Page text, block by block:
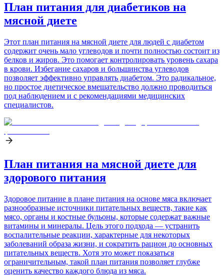
План питания для диабетиков на
мясной диете
Этот план питания на мясной диете для людей с диабетом
содержит очень мало углеводов и почти полностью состоит из
белков и жиров. Это помогает контролировать уровень сахара
в крови. Избегание сахаров и большинства углеводов
позволяет эффективно управлять диабетом. Это радикальное,
но простое диетическое вмешательство должно проводиться
под наблюдением и с рекомендациями медицинских
специалистов.
План питания на мясной диете для
здорового питания
Здоровое питание в плане питания на основе мяса включает
разнообразные источники питательных веществ, такие как
мясо, органы и костные бульоны, которые содержат важные
витамины и минералы. Цель этого подхода — устранить
воспалительные реакции, характерные для некоторых
заболеваний образа жизни, и сократить рацион до основных
питательных веществ. Хотя это может показаться
ограничительным, такой план питания позволяет глубже
оценить качество каждого блюда из мяса.